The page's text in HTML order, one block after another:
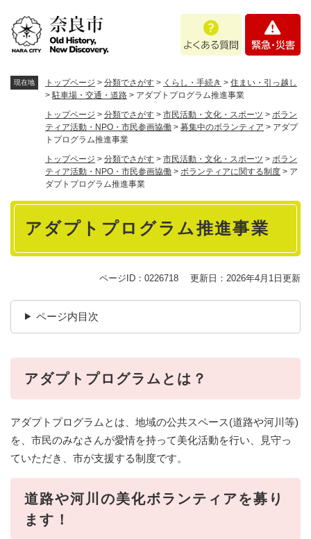
あ
問
・
現在地 トップページ > 分類でさがす > くらし・手続き > 住まい・引っ越し
>駐車場・交通・道路 > アダプトプログラム推進事業
トップページ > 分類でさがす > 市民活動・文化・スポーツ > ボラン
ティア活動・NPO・市民参画協働 > 募集中のボランティア > アダプ
トプログラム推進事業
トップページ > 分類でさがす > 市民活動・文化・スポーツ > ボラン
ティア活動・NPO・市民参画協働 > ボランティアに関する制度 > ア
ダプトプログラム推進事業
本
アダプトプログラム推進事業
ページID：0226718 更新日：2026年4月1日更新
ページ内目次
アダプトプログラムとは？
アダプトプログラムとは、地域の公共スペース(道路や河川等)
を、市民のみなさんが愛情を持って美化活動を行い、見守っ
ていただき、市が支援する制度です。
道路や河川の美化ボランティアを募り
ます！